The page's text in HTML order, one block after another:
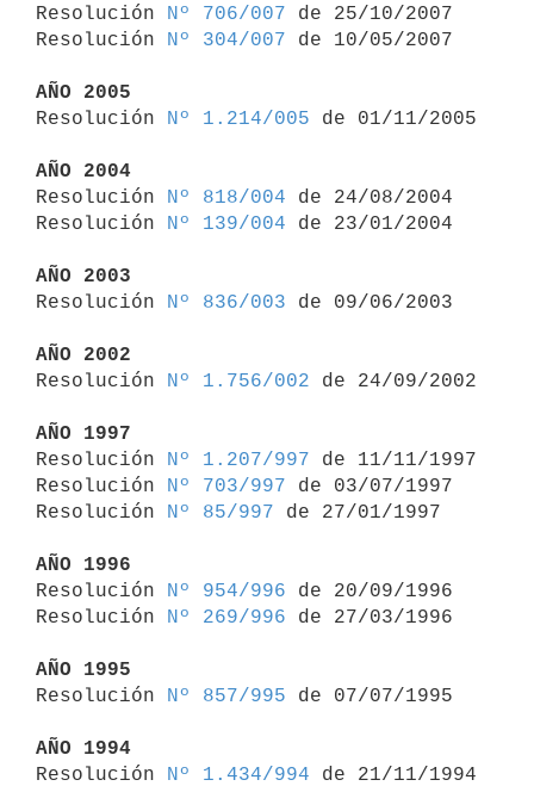
Resolución
Nº 706/007 de 25/10/2007
Resolución
Nº 304/007 de 10/05/2007
AÑO 2005
Resolución
Nº 1.214/005 de 01/11/2005
AÑO 2004
Resolución
Nº 818/004 de 24/08/2004
Resolución
Nº 139/004 de 23/01/2004
AÑO 2003
Resolución
Nº 836/003 de 09/06/2003
AÑO 2002
Resolución
Nº 1.756/002 de 24/09/2002
AÑO 1997
Resolución
Nº 1.207/997 de 11/11/1997
Resolución
Nº 703/997 de 03/07/1997
Resolución
Nº 85/997 de 27/01/1997
AÑO 1996
Resolución
Nº 954/996 de 20/09/1996
Resolución
Nº 269/996 de 27/03/1996
AÑO 1995
Resolución
Nº 857/995 de 07/07/1995
AÑO 1994
Resolución
Nº 1.434/994 de 21/11/1994